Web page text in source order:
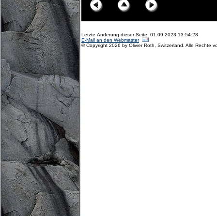
Letzte Änderung dieser Seite: 01.09.2023 13:54:28
E-Mail an den Webmaster
© Copyright 2026 by Olivier Roth, Switzerland. Alle Rechte